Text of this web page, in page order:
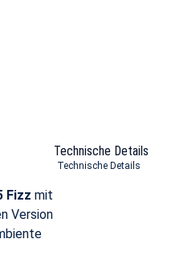
Fizz mit
Version
Technische Details
Technische Details